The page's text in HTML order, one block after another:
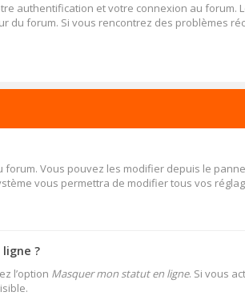
authentification et votre connexion au
du forum. Si vous rencontrez des problèmes
Vous pouvez les modifier depuis le
vous permettra de modifier tous vos
?
l’option Masquer mon statut en ligne. Si vous